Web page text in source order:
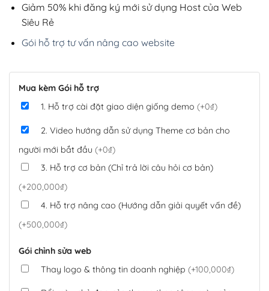
Giảm 50% khi đăng ký mới sử dụng Host của Web
Siêu Rẻ
Gói hỗ trợ tư vấn nâng cao website
Mua kèm Gói hỗ trợ
1. Hỗ trợ cài đặt giao diện giống demo (+0₫)
2. Video hướng dẫn sử dụng Theme cơ bản cho
người mới bắt đầu (+0₫)
3. Hỗ trợ cơ bản (Chỉ trả lời câu hỏi cơ bản)
(+200,000₫)
4. Hỗ trợ nâng cao (Hướng dẫn giải quyết vấn đề)
(+500,000₫)
Gói chỉnh sửa web
Thay logo & thông tin doanh nghiệp (+100,000₫)